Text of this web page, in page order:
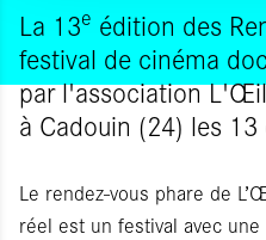
La 13e édition des
festival de cinéma
par l'association
à Cadouin (24) les
Le rendez-vous phare de
réel est un festival avec